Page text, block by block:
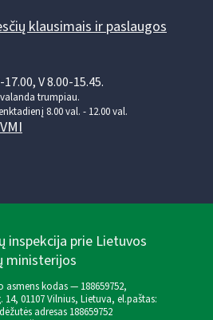
klausimais ir paslaugos
V 8.00-15.45.
trumpiau.
8.00 val. - 12.00 val.
inspekcija prie Lietuvos
ministerijos
kodas — 188659752,
14, 01107 Vilnius, Lietuva, el.paštas:
adresas 188659752